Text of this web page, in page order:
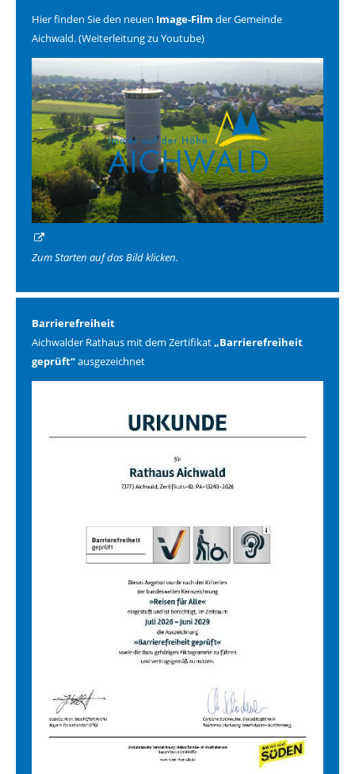
Hier finden Sie den neuen Image-Film der Gemeinde
Aichwald. (Weiterleitung zu Youtube)
Zum Starten auf das Bild klicken.
Barrierefreiheit
Aichwalder Rathaus mit dem Zertifikat„Barrierefreiheit
geprüft“ausgezeichnet